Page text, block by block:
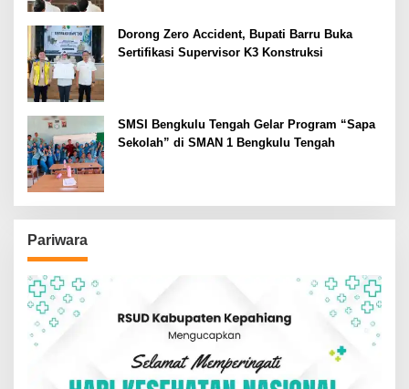
Dorong Zero Accident, Bupati Barru Buka
Sertifikasi Supervisor K3 Konstruksi
SMSI Bengkulu Tengah Gelar Program “Sapa
Sekolah” di SMAN 1 Bengkulu Tengah
Pariwara